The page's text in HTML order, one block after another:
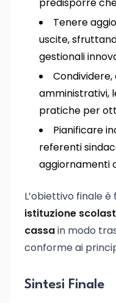
Tenere
uscite,
gestionali
amministrativi,
pratiche per
Pianificare
referenti
aggiornamenti
L’obiettivo finale
istituzione
cassain modo
conforme ai
Sintesi Finale